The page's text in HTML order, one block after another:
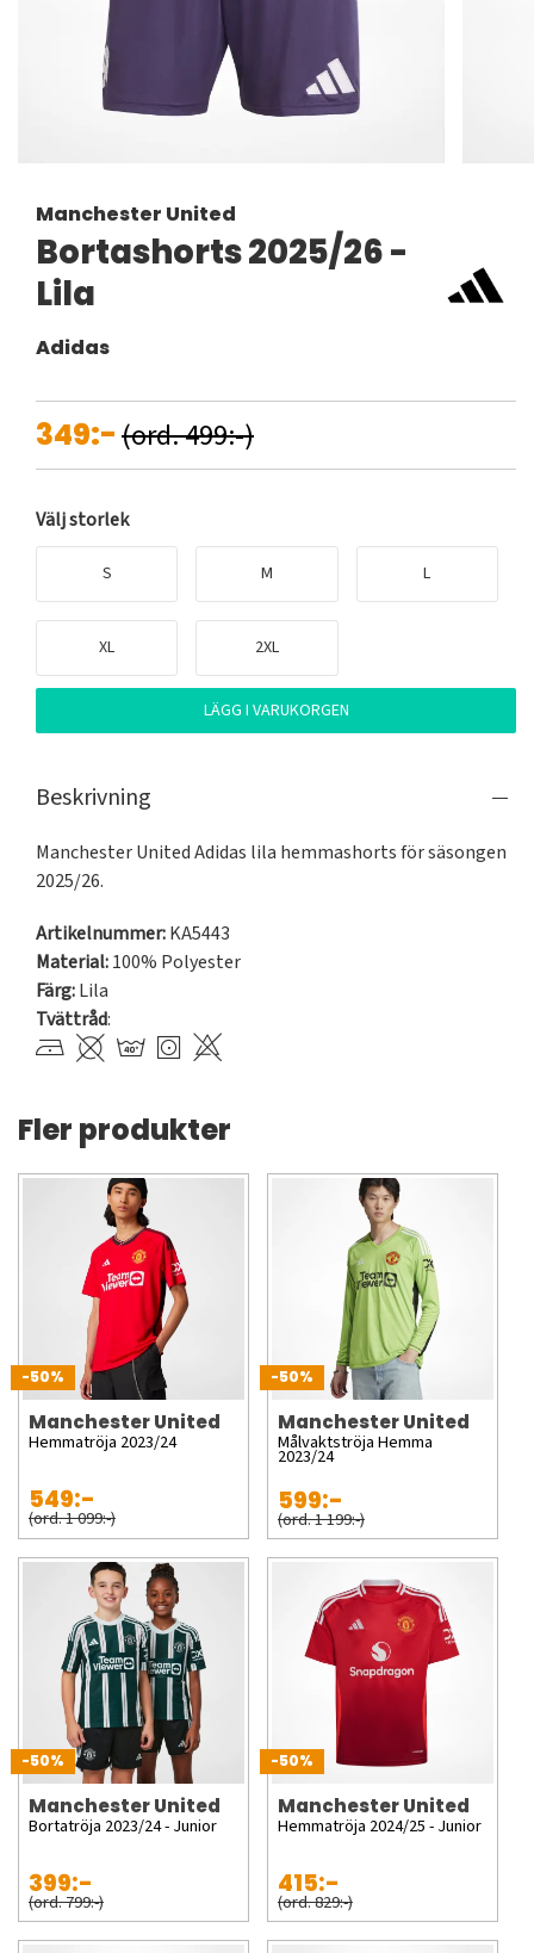
Manchester United
Bortashorts 2025/26 -
Lila
Adidas
349:-(ord. 499:-)
Välj storlek
S M L
XL 2XL
LÄGG I VARUKORGEN
Beskrivning
Manchester United Adidas lila hemmashorts för säsongen
2025/26.
Artikelnummer:KA5443
Material:100% Polyester
Färg:Lila
Tvättråd:
Fler produkter
-50%
Manchester United
Hemmatröja 2023/24
549:-
(ord. 1 099:-)
-50%
Manchester United
Målvaktströja Hemma
2023/24
599:-
(ord. 1 199:-)
-50%
Manchester United
Bortatröja 2023/24 - Junior
399:-
(ord. 799:-)
-50%
Manchester United
Hemmatröja 2024/25 - Junior
415:-
(ord. 829:-)